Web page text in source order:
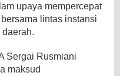
upaya mempercepat
lintas instansi
Sergai Rusmiani
maksud